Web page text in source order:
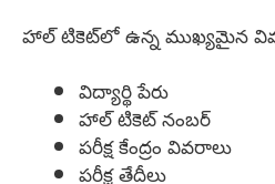
హాల్ టికెట్‌లో ఉన్న ముఖ్యమైన
విద్యార్థి పేరు
హాల్ టికెట్ నంబర్
పరీక్ష కేంద్రం వివరాలు
పరీక్ష తేదీలు